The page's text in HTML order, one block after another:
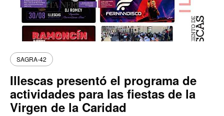
SAGRA-42
Illescas presentó el programa de
actividades para las fiestas de la
Virgen de la Caridad